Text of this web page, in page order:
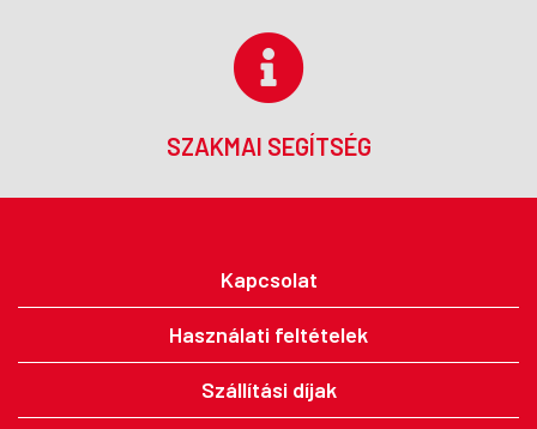
SZAKMAI SEGÍTSÉG
Kapcsolat
Használati feltételek
Szállítási díjak